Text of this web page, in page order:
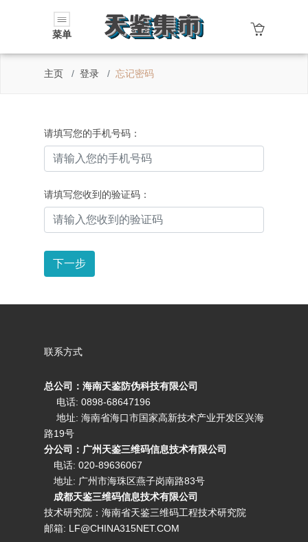
菜单
主页 登录 忘记密码
请填写您的手机号码：
请填写您收到的验证码：
联系方式
总公司：海南天鉴防伪科技有限公司
电话: 0898-68647196
地址: 海南省海口市国家高新技术产业开发区兴海
路19号
分公司：广州天鉴三维码信息技术有限公司
电话: 020-89636067
地址: 广州市海珠区燕子岗南路83号
成都天鉴三维码信息技术有限公司
技术研究院：海南省天鉴三维码工程技术研究院
邮箱: LF@CHINA315NET.COM